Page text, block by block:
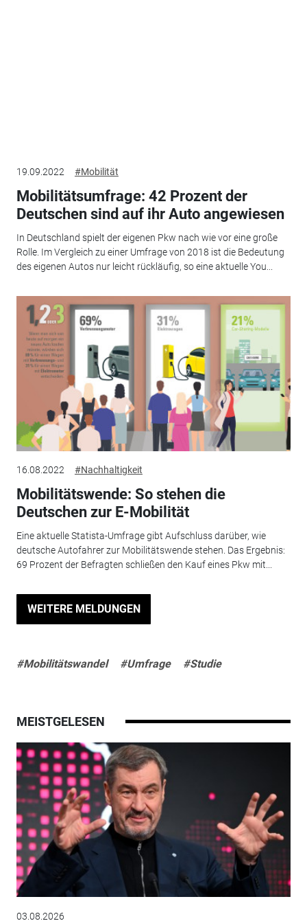
19.09.2022 #Mobilität
Mobilitätsumfrage: 42 Prozent der
Deutschen sind auf ihr Auto angewiesen
In Deutschland spielt der eigenen Pkw nach wie vor eine große
Rolle. Im Vergleich zu einer Umfrage von 2018 ist die Bedeutung
des eigenen Autos nur leicht rückläufig, so eine aktuelle You...
16.08.2022 #Nachhaltigkeit
Mobilitätswende: So stehen die
Deutschen zur E-Mobilität
Eine aktuelle Statista-Umfrage gibt Aufschluss darüber, wie
deutsche Autofahrer zur Mobilitätswende stehen. Das Ergebnis:
69 Prozent der Befragten schließen den Kauf eines Pkw mit...
WEITERE MELDUNGEN
#Mobilitätswandel #Umfrage #Studie
MEISTGELESEN
03.08.2026